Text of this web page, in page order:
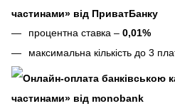
частинами» від ПриватБанку
процентна ставка – 0,01%
максимальна кількість до 3
частинами» від monobank